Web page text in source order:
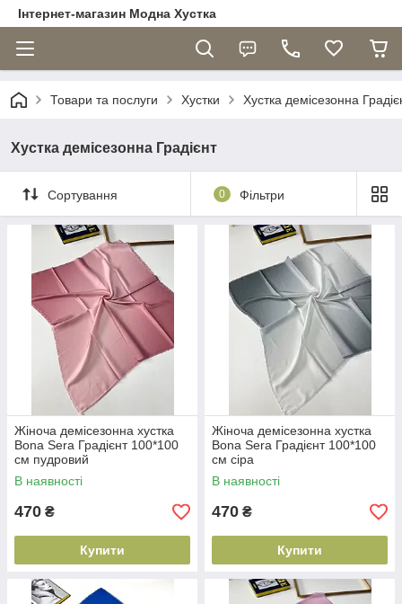
Інтернет-магазин Модна Хустка
Товари та послуги Хустки Хустка демісезонна
Хустка демісезонна Градієнт
Сортування 0 Фільтри
Жіноча демісезонна хустка
Bona Sera Градієнт 100*100
см пудровий
В наявності
470 ₴
Купити
Жіноча демісезонна хустка
Bona Sera Градієнт 100*100
см сіра
В наявності
470 ₴
Купити